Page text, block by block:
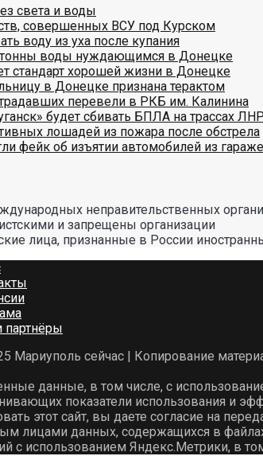
света и воды
совершенных ВСУ под Курском
воду из уха после купания
воды нуждающимся в Донецке
стандарт хорошей жизни в Донецке
в Донецке признана терактом
перевели в РКБ им. Калинина
будет сбивать БПЛА на трассах ЛНР
лошадей из пожара после обстрела
фейк об изъятии автомобилей из
неправительственных
и запрещены организации
лица, признанные в России
Мариуполь сейчас | Копирование
данные, в том числе, с
показатели использования и
этот сайт, вы даете согласие на
лицами данных, содержащихся в
с использованием Яндекс.Метрики, в